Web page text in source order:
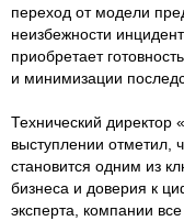
переход от модели
неизбежности
приобретает
и минимизации
Технический директор
выступлении отметил,
становится одним из
бизнеса и доверия к
эксперта, компании